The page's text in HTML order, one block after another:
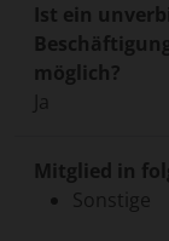
Ist ein
möglich?
Ja
Mitglied in
Sonstige